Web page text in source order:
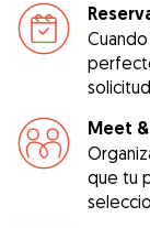
Meet
que tu